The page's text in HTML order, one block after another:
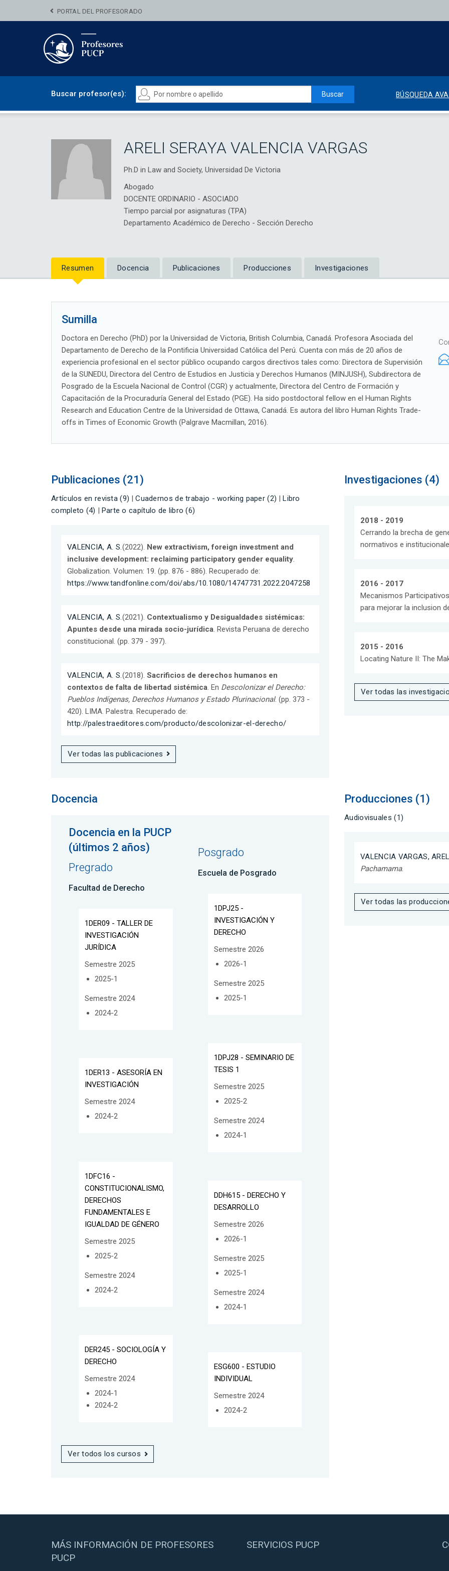
PORTAL DEL PROFESORADO
Buscar profesor(es): Buscar BÚSQUEDA
ARELI SERAYA VALENCIA VARGAS
Ph.D in Law and Society, Universidad De Victoria
Abogado
DOCENTE ORDINARIO - ASOCIADO
Tiempo parcial por asignaturas (TPA)
Departamento Académico de Derecho - Sección Derecho
Resumen Docencia Publicaciones Producciones Investigaciones
Sumilla
Doctora en Derecho (PhD) por la Universidad de Victoria, British Columbia, Canadá. Profesora Asociada del
Departamento de Derecho de la Pontificia Universidad Católica del Perú. Cuenta con más de 20 años de
experiencia profesional en el sector público ocupando cargos directivos tales como: Directora de Supervisión
de la SUNEDU, Directora del Centro de Estudios en Justicia y Derechos Humanos (MINJUSH), Subdirectora de
Posgrado de la Escuela Nacional de Control (CGR) y actualmente, Directora del Centro de Formación y
Capacitación de la Procuraduría General del Estado (PGE). Ha sido postdoctoral fellow en el Human Rights
Research and Education Centre de la Universidad de Ottawa, Canadá. Es autora del libro Human Rights Trade-
offs in Times of Economic Growth (Palgrave Macmillan, 2016).
Publicaciones (21)
Artículos en revista (9) |Cuadernos de trabajo - working paper (2)
Libro
completo (4)
Parte o capítulo de libro (6)
VALENCIA, A. S.(2022). New extractivism, foreign investment and
inclusive development: reclaiming participatory gender equality.
Globalization. Volumen: 19. (pp. 876 - 886). Recuperado de:
https://www.tandfonline.com/doi/abs/10.1080/14747731.2022.2047258
VALENCIA, A. S.(2021). Contextualismo y Desigualdades sistémicas:
Apuntes desde una mirada socio-jurídica. Revista Peruana de derecho
constitucional. (pp. 379 - 397).
VALENCIA, A. S.(2018). Sacrificios de derechos humanos en
contextos de falta de libertad sistémica. En Descolonizar el Derecho:
Pueblos Indígenas, Derechos Humanos y Estado Plurinacional. (pp. 373 -
420). LIMA. Palestra. Recuperado de:
http://palestraeditores.com/producto/descolonizar-el-derecho/
Ver todas las publicaciones
Investigaciones (4)
2018 - 2019
Cerrando la brecha de
normativos e
2016 - 2017
Mecanismos
para mejorar la inclusion
2015 - 2016
Locating Nature II: The
Ver todas las
Docencia
Docencia en la PUCP
(últimos 2 años)
Pregrado
Facultad de Derecho
1DER09 - TALLER DE
INVESTIGACIÓN
JURÍDICA
Semestre 2025
2025-1
Semestre 2024
2024-2
1DER13 - ASESORÍA EN
INVESTIGACIÓN
Semestre 2024
2024-2
1DFC16 -
CONSTITUCIONALISMO,
DERECHOS
FUNDAMENTALES E
IGUALDAD DE GÉNERO
Semestre 2025
2025-2
Semestre 2024
2024-2
DER245 - SOCIOLOGÍA Y
DERECHO
Semestre 2024
2024-1
2024-2
Posgrado
Escuela de Posgrado
1DPJ25 -
INVESTIGACIÓN Y
DERECHO
Semestre 2026
2026-1
Semestre 2025
2025-1
1DPJ28 - SEMINARIO DE
TESIS 1
Semestre 2025
2025-2
Semestre 2024
2024-1
DDH615 - DERECHO Y
DESARROLLO
Semestre 2026
2026-1
Semestre 2025
2025-1
Semestre 2024
2024-1
ESG600 - ESTUDIO
INDIVIDUAL
Semestre 2024
2024-2
Ver todos los cursos
Producciones (1)
Audiovisuales (1)
VALENCIA VARGAS,
Pachamama.
Ver todas las
MÁS INFORMACIÓN DE PROFESORES
PUCP
SERVICIOS PUCP